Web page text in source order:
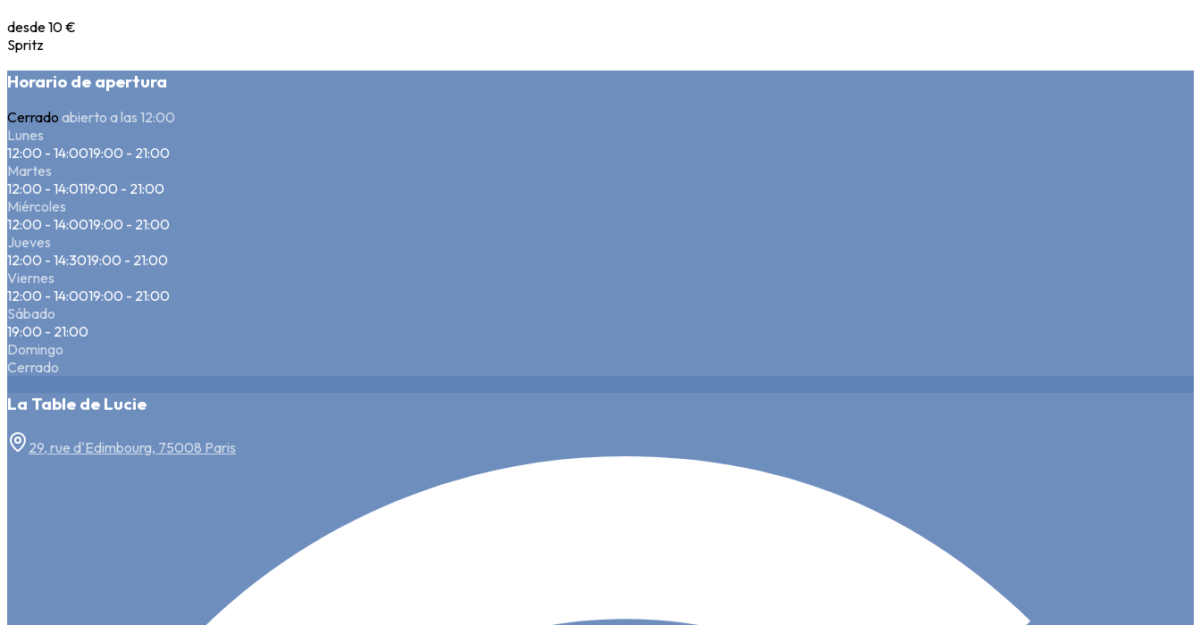
desde 10 €
Spritz
Horario de apertura
Cerrado abierto a las 12:00
Lunes
12:00 - 14:0019:00 - 21:00
Martes
12:00 - 14:0119:00 - 21:00
Miércoles
12:00 - 14:0019:00 - 21:00
Jueves
12:00 - 14:3019:00 - 21:00
Viernes
12:00 - 14:0019:00 - 21:00
Sábado
19:00 - 21:00
Domingo
Cerrado
La Table de Lucie
29, rue d'Edimbourg, 75008 Paris